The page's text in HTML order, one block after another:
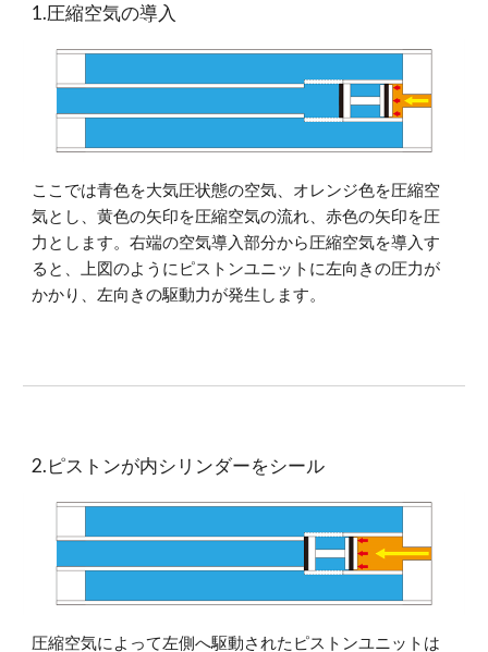
1.圧縮空気の導入
ここでは青色を大気圧状態の空気、オレンジ色を圧縮空
気とし、黄色の矢印を圧縮空気の流れ、赤色の矢印を圧
力とします。右端の空気導入部分から圧縮空気を導入す
ると、上図のようにピストンユニットに左向きの圧力が
かかり、左向きの駆動力が発生します。
2.ピストンが内シリンダーをシール
圧縮空気によって左側へ駆動されたピストンユニットは